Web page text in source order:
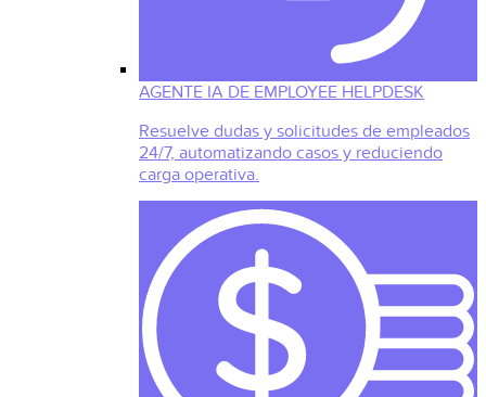
AGENTE IA DE EMPLOYEE HELPDESK
Resuelve dudas y solicitudes de empleados
24/7, automatizando casos y reduciendo
carga operativa.